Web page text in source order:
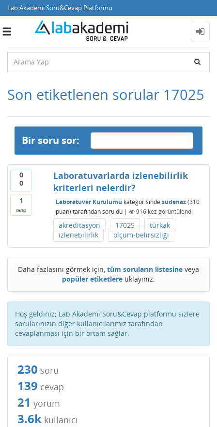
Lab Akademi Soru&Cevap Platformu
Toggle
Son etiketlenen sorular 17025
Bir soru sor:
0
0
1
cevap
Laboratuvarlarda izlenebilirlik
kriterleri nelerdir?
Laboratuvar Kurulumu kategorisinde sudenaz (310
puan) tarafından soruldu | 916kez görüntülendi
akreditasyon 17025
türkak
izlenebilirlik
ölçüm-belirsizliği
Daha fazlasını görmek için, tüm soruların listesine veya
popüler etiketlere tıklayınız.
Hoş geldiniz; Lab Akademi Soru&Cevap platformu sizlere
sorularınızın diğer kullanıcılarımız tarafından
cevaplanması için bir ortam sağlar.
230 soru
139 cevap
21 yorum
3.6k kullanıcı